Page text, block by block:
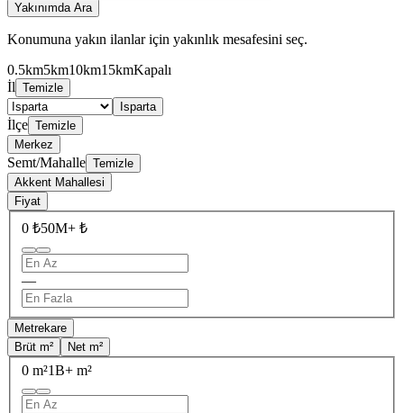
Yakınımda Ara
Konumuna yakın ilanlar için yakınlık mesafesini seç.
0.5km5km10km15kmKapalı
İl Temizle
Isparta
İlçe Temizle
Merkez
Semt/Mahalle Temizle
Akkent Mahallesi
Fiyat
0 ₺50M+ ₺
—
Metrekare
Brüt m²
Net m²
0 m²1B+ m²